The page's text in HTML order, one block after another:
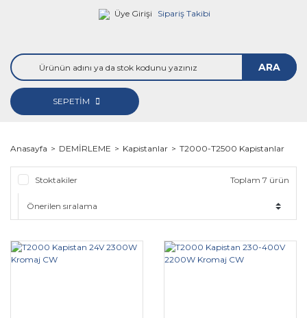
Üye Girişi Sipariş Takibi
ARA
SEPETİM
Anasayfa DEMİRLEME Kapistanlar T2000-T2500 Kapistanlar
Stoktakiler Toplam 7 ürün